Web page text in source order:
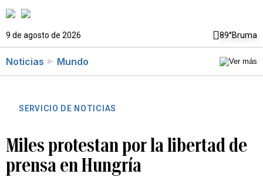
9 de agosto de 2026 89°Bruma
Noticias Mundo
SERVICIO DE NOTICIAS
Miles protestan por la libertad de
prensa en Hungría